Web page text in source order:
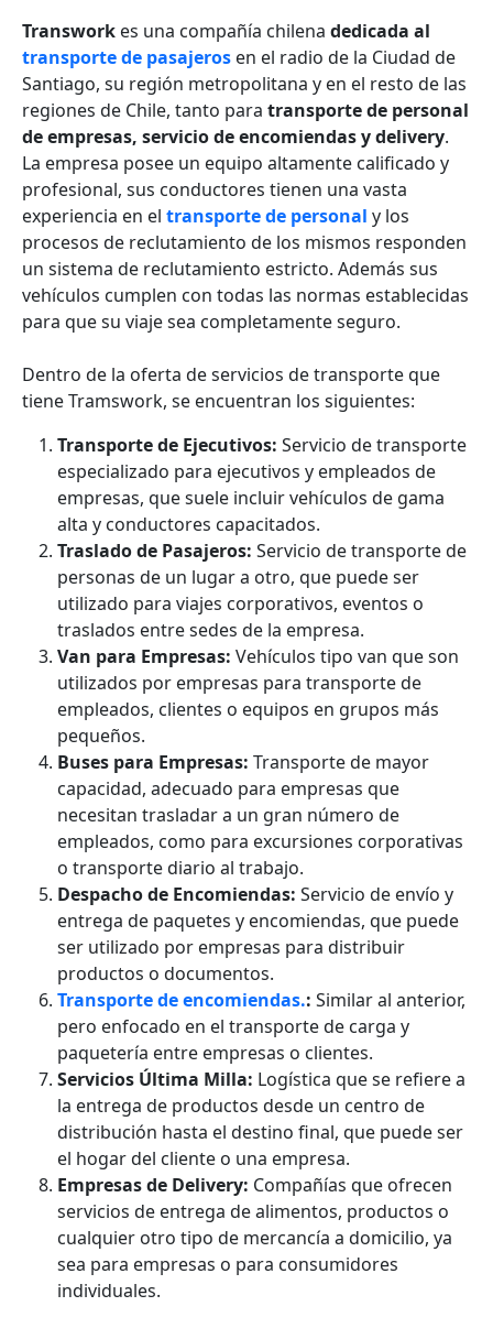
Transwork es una compañía chilena dedicada al
transporte de pasajeros en el radio de la Ciudad de
Santiago, su región metropolitana y en el resto de las
regiones de Chile, tanto para transporte de personal
de empresas, servicio de encomiendas y delivery.
La empresa posee un equipo altamente calificado y
profesional, sus conductores tienen una vasta
experiencia en el transporte de personal y los
procesos de reclutamiento de los mismos responden
un sistema de reclutamiento estricto. Además sus
vehículos cumplen con todas las normas establecidas
para que su viaje sea completamente seguro.
Dentro de la oferta de servicios de transporte que
tiene Tramswork, se encuentran los siguientes:
Transporte de Ejecutivos: Servicio de transporte
especializado para ejecutivos y empleados de
empresas, que suele incluir vehículos de gama
alta y conductores capacitados.
Traslado de Pasajeros: Servicio de transporte de
personas de un lugar a otro, que puede ser
utilizado para viajes corporativos, eventos o
traslados entre sedes de la empresa.
Van para Empresas: Vehículos tipo van que son
utilizados por empresas para transporte de
empleados, clientes o equipos en grupos más
pequeños.
Buses para Empresas: Transporte de mayor
capacidad, adecuado para empresas que
necesitan trasladar a un gran número de
empleados, como para excursiones corporativas
o transporte diario al trabajo.
Despacho de Encomiendas: Servicio de envío y
entrega de paquetes y encomiendas, que puede
ser utilizado por empresas para distribuir
productos o documentos.
Transporte de encomiendas.: Similar al anterior,
pero enfocado en el transporte de carga y
paquetería entre empresas o clientes.
Servicios Última Milla: Logística que se refiere a
la entrega de productos desde un centro de
distribución hasta el destino final, que puede ser
el hogar del cliente o una empresa.
Empresas de Delivery: Compañías que ofrecen
servicios de entrega de alimentos, productos o
cualquier otro tipo de mercancía a domicilio, ya
sea para empresas o para consumidores
individuales.